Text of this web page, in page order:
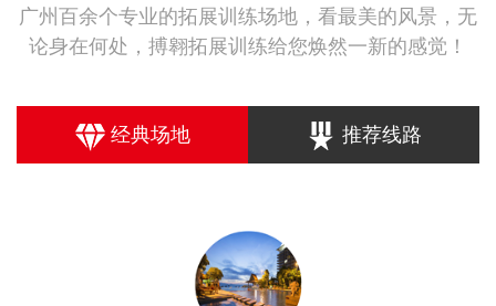
广州百余个专业的拓展训练场地，看最美的风景，无
论身在何处，搏翱拓展训练给您焕然一新的感觉！
经典场地 推荐线路